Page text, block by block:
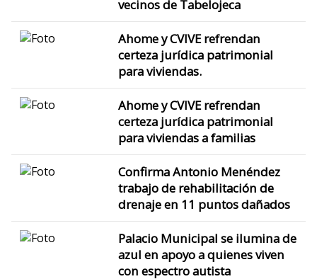
vecinos de Tabelojeca
Ahome y CVIVE refrendan
certeza jurídica patrimonial
para viviendas.
Ahome y CVIVE refrendan
certeza jurídica patrimonial
para viviendas a familias
Confirma Antonio Menéndez
trabajo de rehabilitación de
drenaje en 11 puntos dañados
Palacio Municipal se ilumina de
azul en apoyo a quienes viven
con espectro autista